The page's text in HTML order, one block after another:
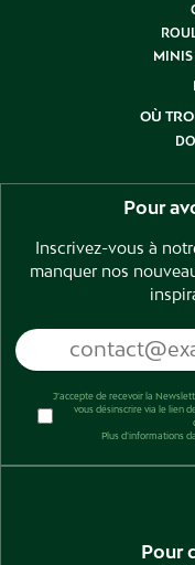
MINIS
OÙ
Pour
Inscrivez-vous à
manquer nos
J’accepte de recevoir la
vous désinscrire via le lien
Plus d’informations
Pour